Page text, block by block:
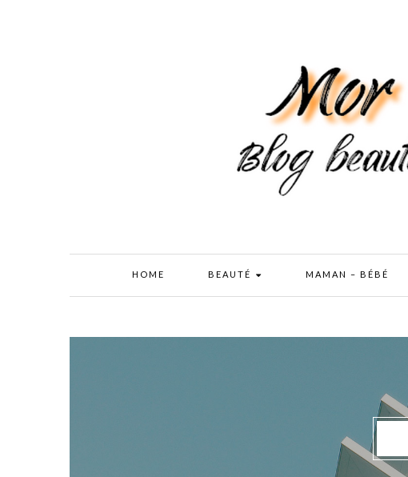
HOME BEAUTÉ MAMAN – BÉBÉ